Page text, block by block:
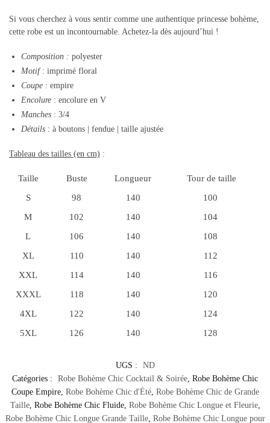
Si vous cherchez à vous sentir comme une authentique princesse bohème,
cette robe est un incontournable. Achetez-la dès aujourd’hui !
Composition : polyester
Motif: imprimé floral
Coupe : empire
Encolure : encolure en V
Manches : 3/4
Détails : à boutons | fendue | taille ajustée
Tableau des tailles (en cm) :
Taille Buste Longueur
Tour de taille
S
98 140
100
M
102 140
104
L
106 140
108
XL
110 140
112
XXL
114 140
116
XXXL
118 140
120
4XL
122 140
124
5XL
126 140 128
UGS :
ND
Catégories :
Robe Bohème Chic Cocktail & Soirée Robe Bohème Chic
Coupe Empire, Robe Bohème Chic d'Été, Robe Bohème Chic de Grande
Taille, Robe Bohème Chic Fluide, Robe Bohème Chic Longue et Fleurie,
Robe Bohème Chic Longue Grande Taille, Robe Bohème Chic Longue pour